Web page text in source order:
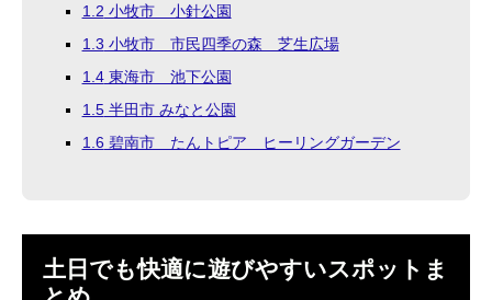
1.2 小牧市 小針公園
1.3 小牧市 市民四季の森 芝生広場
1.4東海市 池下公園
1.5半田市 みなと公園
1.6 碧南市 たんトピア ヒーリングガーデン
土日でも快適に遊びやすいスポットま